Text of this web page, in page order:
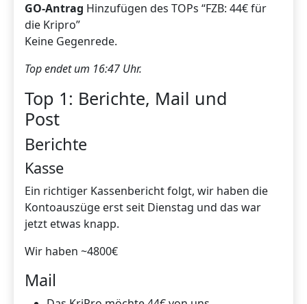
GO-Antrag Hinzufügen des TOPs “FZB: 44€ für
die Kripro”
Keine Gegenrede.
Top endet um 16:47 Uhr.
Top 1: Berichte, Mail und
Post
Berichte
Kasse
Ein richtiger Kassenbericht folgt, wir haben die
Kontoauszüge erst seit Dienstag und das war
jetzt etwas knapp.
Wir haben ~4800€
Mail